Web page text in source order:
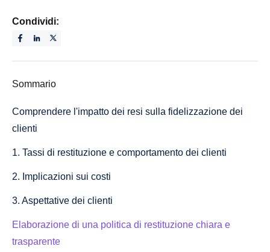
Condividi:
Sommario
Comprendere l'impatto dei resi sulla fidelizzazione dei
clienti
1. Tassi di restituzione e comportamento dei clienti
2. Implicazioni sui costi
3. Aspettative dei clienti
Elaborazione di una politica di restituzione chiara e
trasparente